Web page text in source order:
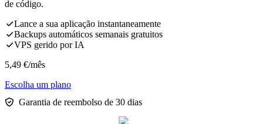
de código.
Lance a sua aplicação instantaneamente
Backups automáticos semanais gratuitos
VPS gerido por IA
5,49 €/mês
Escolha um plano
Garantia de reembolso de 30 dias